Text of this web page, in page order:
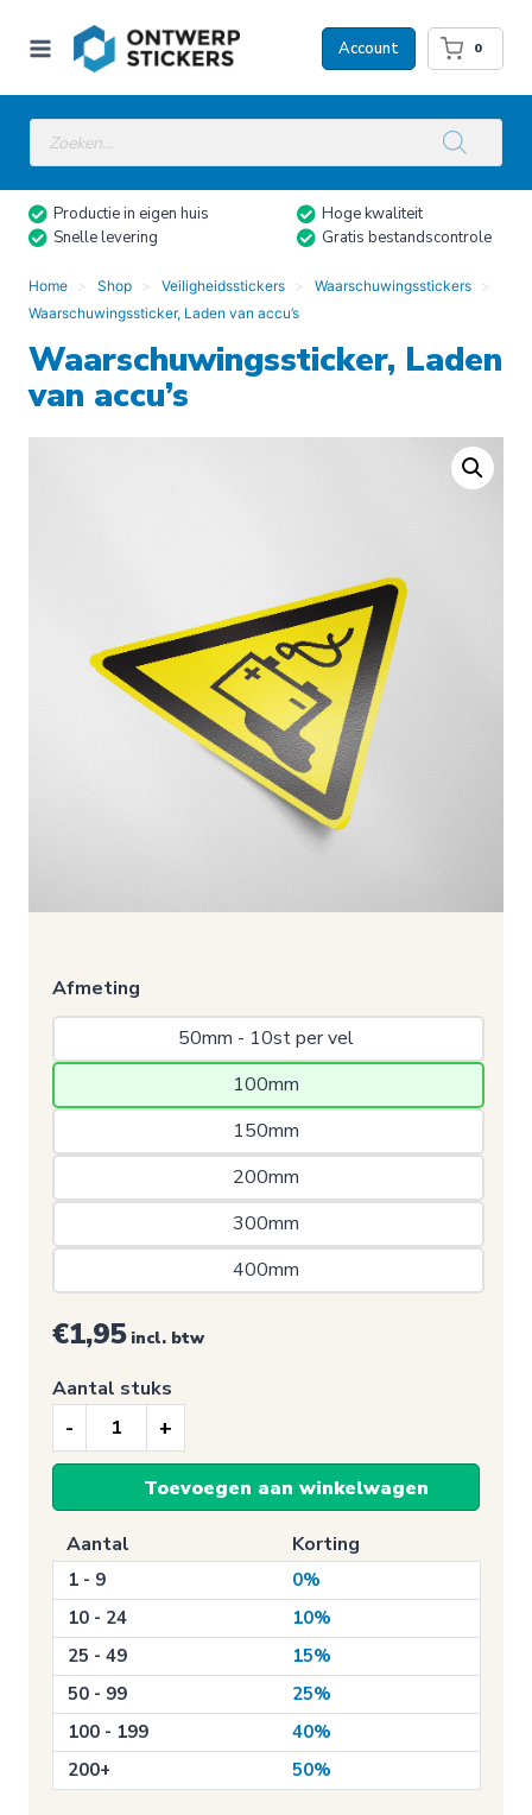
naar
Account 0
Producten
zoeken
Productie in eigen huis
Hoge kwaliteit
Snelle levering
Gratis bestandscontrole
Home Shop Veiligheidsstickers
Waarschuwingsstickers
Waarschuwingssticker, Laden van accu’s
Waarschuwingssticker, Laden
van accu’s
Afmeting
50mm - 10st per vel
100mm
150mm
200mm
300mm
400mm
€1,95 incl. btw
Waarschuwingssticker,
Laden
van
aantal
Aantal stuks
Toevoegen aan winkelwagen
Aantal Korting
1 - 9
0%
10 - 24
10%
25 - 49
15%
50 - 99
25%
100 - 199
40%
200+
50%